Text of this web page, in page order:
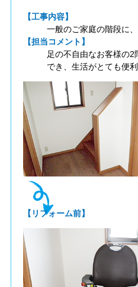
【工事内容】
一般のご家庭の階段に
【担当コメント】
足の不自由なお客様の
でき、生活がとても便
【リフォーム前】